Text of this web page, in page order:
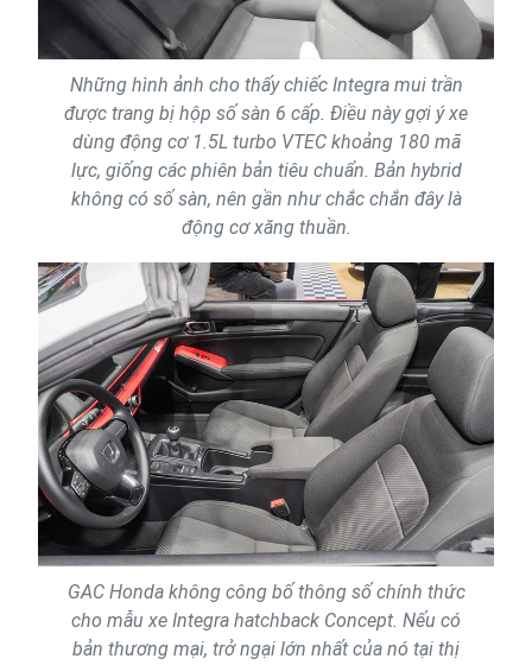
Những hình ảnh cho thấy chiếc Integra mui trần
được trang bị hộp số sàn 6 cấp. Điều này gợi ý xe
dùng động cơ 1.5L turbo VTEC khoảng 180 mã
lực, giống các phiên bản tiêu chuẩn. Bản hybrid
không có số sàn, nên gần như chắc chắn đây là
động cơ xăng thuần.
GAC Honda không công bố thông số chính thức
cho mẫu xe Integra hatchback Concept. Nếu có
bản thương mại, trở ngại lớn nhất của nó tại thị